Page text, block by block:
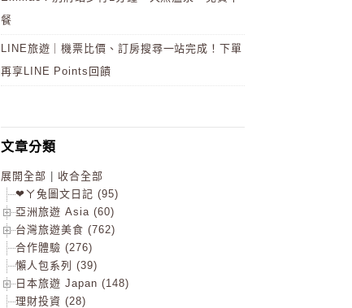
餐
LINE旅遊｜機票比價、訂房搜尋一站完成！下單
再享LINE Points回饋
文章分類
展開全部
收合全部
❤ㄚ兔圖文日記 (95)
亞洲旅遊 Asia (60)
台灣旅遊美食 (762)
合作體驗 (276)
懶人包系列 (39)
日本旅遊 Japan (148)
理財投資 (28)